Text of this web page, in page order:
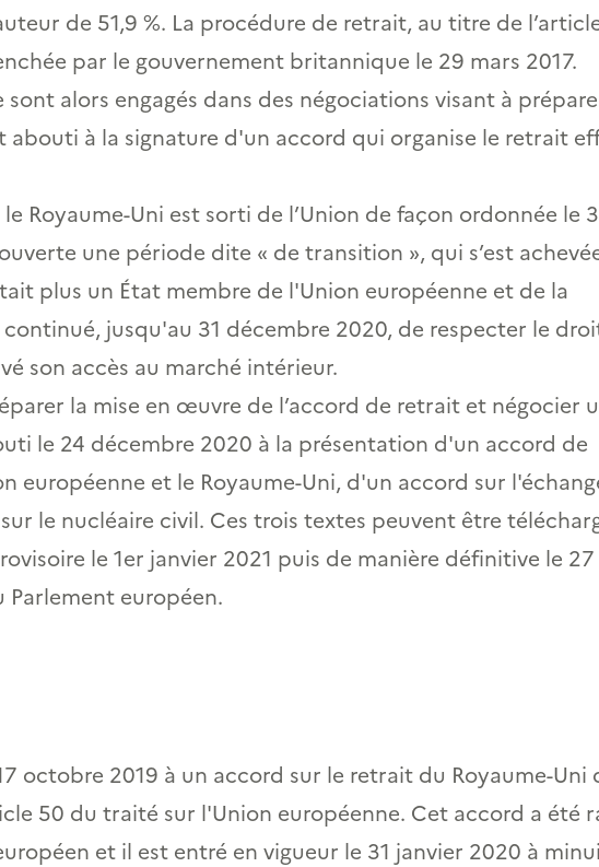
de 51,9 %. La procédure de retrait, au titre de
par le gouvernement britannique le 29 mars 2017.
alors engagés dans des négociations visant à
abouti à la signature d'un accord qui organise le retrait
Royaume-Uni est sorti de l’Union de façon ordonnée le
une période dite « de transition », qui s’est
plus un État membre de l'Union européenne et de la
jusqu'au 31 décembre 2020, de respecter le
son accès au marché intérieur.
la mise en œuvre de l’accord de retrait et négocier
le 24 décembre 2020 à la présentation d'un accord de
européenne et le Royaume-Uni, d'un accord sur
le nucléaire civil. Ces trois textes peuvent être
le 1er janvier 2021 puis de manière définitive le
européen.
octobre 2019 à un accord sur le retrait du Royaume-Uni
50 du traité sur l'Union européenne. Cet accord a été
et il est entré en vigueur le 31 janvier 2020 à